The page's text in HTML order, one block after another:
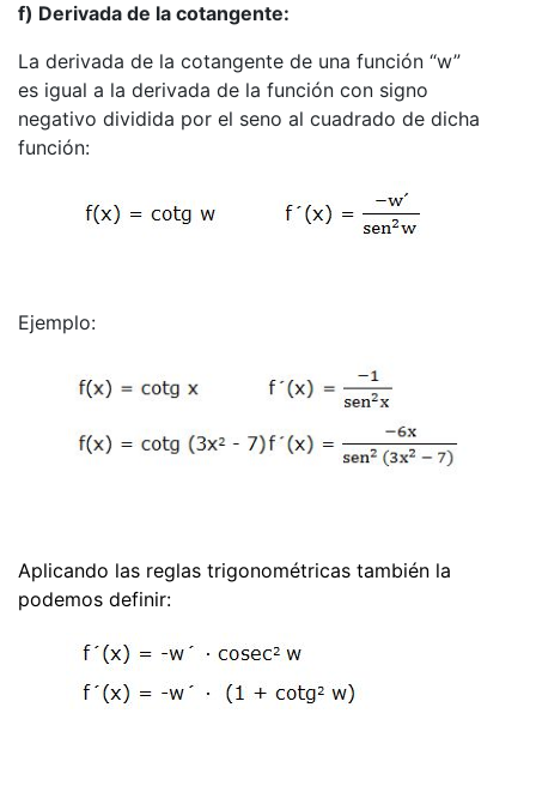
f) Derivada de la cotangente:
La derivada de la cotangente de una función “w”
es igual a la derivada de la función con signo
negativo dividida por el seno al cuadrado de dicha
función:
Ejemplo:
Aplicando las reglas trigonométricas también la
podemos definir: